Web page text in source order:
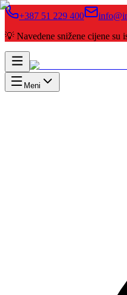
+387 51 229 400
💡 Navedene snižene cijene su
Meni